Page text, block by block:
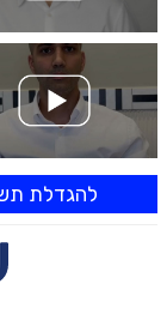
להגדלת